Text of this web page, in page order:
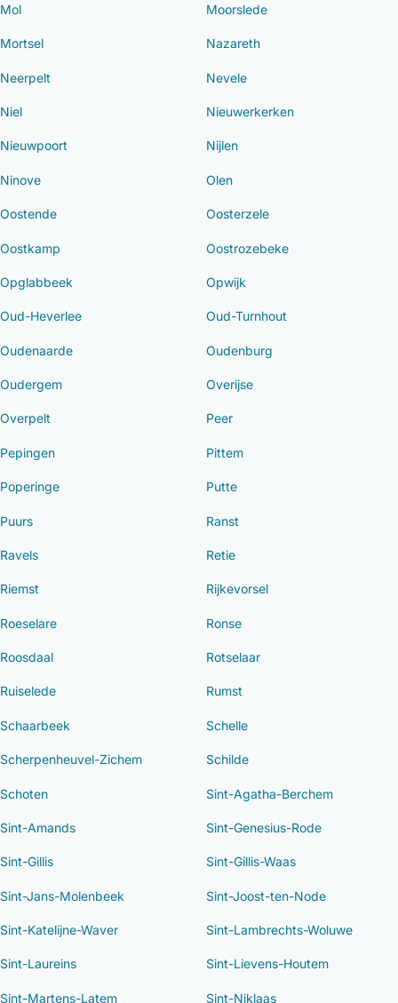
Mol Moorslede
Mortsel Nazareth
Neerpelt Nevele
Niel Nieuwerkerken
Nieuwpoort Nijlen
Ninove Olen
Oostende Oosterzele
Oostkamp Oostrozebeke
Opglabbeek Opwijk
Oud-Heverlee Oud-Turnhout
Oudenaarde Oudenburg
Oudergem Overijse
Overpelt Peer
Pepingen Pittem
Poperinge Putte
Puurs Ranst
Ravels Retie
Riemst Rijkevorsel
Roeselare Ronse
Roosdaal Rotselaar
Ruiselede Rumst
Schaarbeek Schelle
Scherpenheuvel-Zichem Schilde
Schoten Sint-Agatha-Berchem
Sint-Amands Sint-Genesius-Rode
Sint-Gillis Sint-Gillis-Waas
Sint-Jans-Molenbeek Sint-Joost-ten-Node
Sint-Katelijne-Waver Sint-Lambrechts-Woluwe
Sint-Laureins Sint-Lievens-Houtem
Sint-Martens-Latem Sint-Niklaas